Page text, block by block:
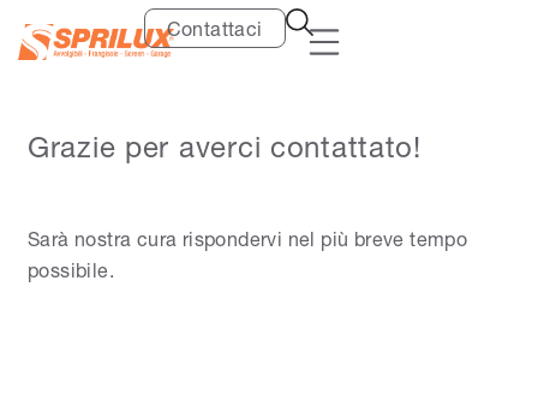
Contattaci
Grazie per averci contattato!
Sarà nostra cura rispondervi nel più breve tempo
possibile.